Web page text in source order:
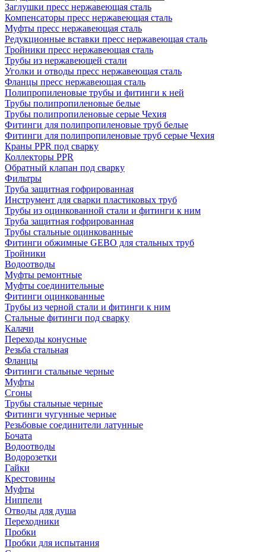
Заглушки пресс нержавеющая сталь
Компенсаторы пресс нержавеющая сталь
Муфты пресс нержавеющая сталь
Редукционные вставки пресс нержавеющая сталь
Тройники пресс нержавеющая сталь
Трубы из нержавеющей стали
Уголки и отводы пресс нержавеющая сталь
Фланцы пресс нержавеющая сталь
Полипропиленовые трубы и фитинги к ней
Трубы полипропиленовые белые
Трубы полипропиленовые серые Чехия
Фитинги для полипропиленовые труб белые
Фитинги для полипропиленовые труб серые Чехия
Краны PPR под сварку
Коллекторы PPR
Обратный клапан под сварку
Фильтры
Труба защитная гофрированная
Инструмент для сварки пластиковых труб
Трубы из оцинкованной стали и фитинги к ним
Труба защитная гофрированная
Трубы стальные оцинкованные
Фитинги обжимные GEBO для стальных труб
Тройники
Водоотводы
Муфты ремонтные
Муфты соединительные
Фитинги оцинкованные
Трубы из черной стали и фитинги к ним
Стальные фитинги под сварку
Калачи
Переходы конусные
Резьба стальная
Фланцы
Фитинги стальные черные
Муфты
Сгоны
Трубы стальные черные
Фитинги чугунные черные
Резьбовые соединители латунные
Бочата
Водоотводы
Водорозетки
Гайки
Крестовины
Муфты
Ниппели
Отводы для душа
Переходники
Пробки
Пробки для испытания